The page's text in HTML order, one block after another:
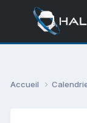
Accueil